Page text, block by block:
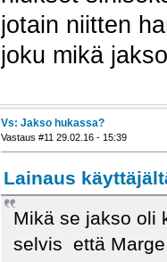
jotain niitten
joku mikä
Vs: Jakso hukassa?
Vastaus #11 29.02.16 - 15:39
Lainaus
Mikä se jakso oli
selvis että